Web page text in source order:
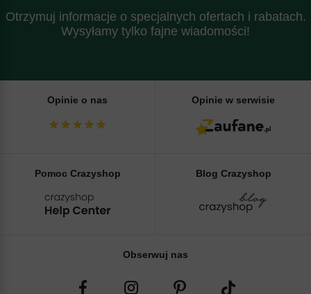
Otrzymuj informacje o specjalnych ofertach i rabatach.
Wysyłamy tylko fajne wiadomości!
Opinie o nas Opinie w serwisie
Pomoc Crazyshop Blog Crazyshop
Obserwuj nas